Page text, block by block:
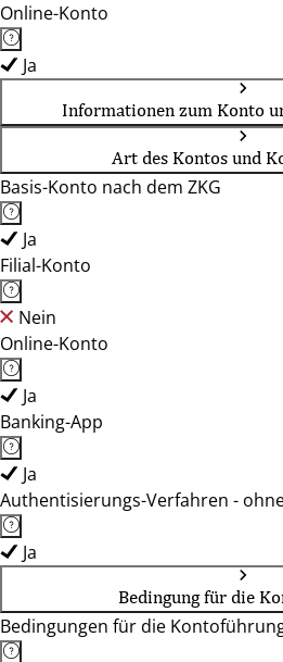
Online-Konto
Ja
Informationen zum Konto
Art des Kontos und
Basis-Konto nach dem ZKG
Ja
Filial-Konto
Nein
Online-Konto
Ja
Banking-App
Ja
Authentisierungs-Verfahren -
Ja
Bedingung für die
Bedingungen für die